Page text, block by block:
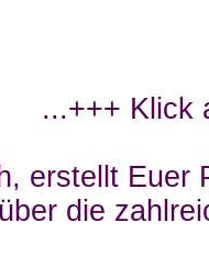
...+++ Klick
erstellt Euer
die